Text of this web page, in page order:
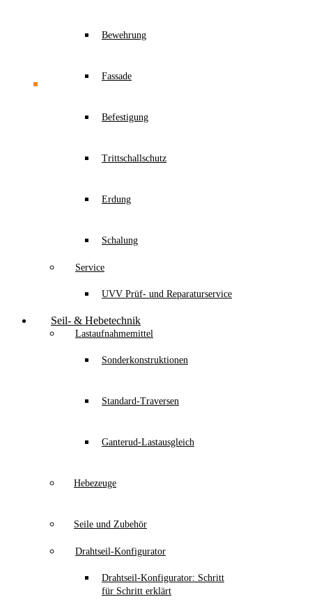
Bewehrung
Fassade
Befestigung
Trittschallschutz
Erdung
Schalung
Service
UVV Prüf- und Reparaturservice
Seil- & Hebetechnik
Lastaufnahmemittel
Sonderkonstruktionen
Standard-Traversen
Ganterud-Lastausgleich
Hebezeuge
Seile und Zubehör
Drahtseil-Konfigurator
Drahtseil-Konfigurator: Schritt
für Schritt erklärt